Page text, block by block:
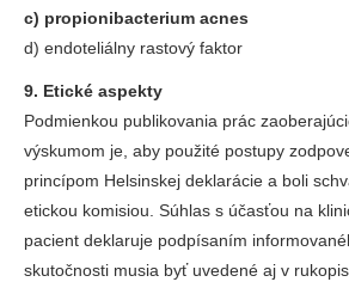
c) propionibacterium acnes
d) endoteliálny rastový faktor
9. Etické aspekty
Podmienkou publikovania prác
výskumom je, aby použité postupy
princípom Helsinskej deklarácie a boli
etickou komisiou. Súhlas s účasťou na
pacient deklaruje podpísaním
skutočnosti musia byť uvedené aj v